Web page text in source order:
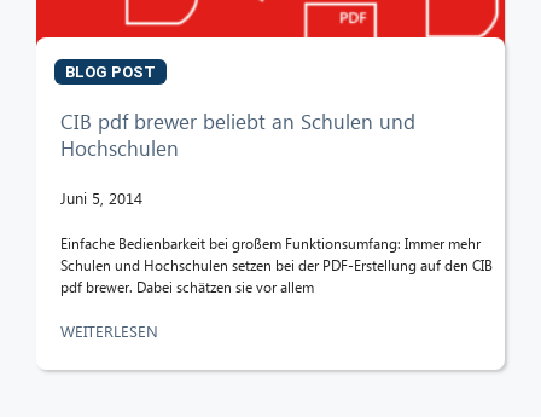
BLOG POST
CIB pdf brewer beliebt an Schulen und
Hochschulen
Juni 5, 2014
Einfache Bedienbarkeit bei großem Funktionsumfang: Immer mehr
Schulen und Hochschulen setzen bei der PDF-Erstellung auf den CIB
pdf brewer. Dabei schätzen sie vor allem
WEITERLESEN
CIB AI ChatBot